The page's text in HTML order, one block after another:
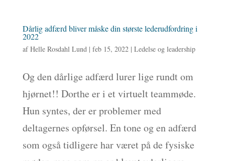
Dårlig adfærd bliver måske din største lederudfordring i
2022
afHelle Rosdahl Lund | feb 15, 2022| Ledelse og leadership
Og den dårlige adfærd lurer lige rundt om
hjørnet!! Dorthe er i et virtuelt teammøde.
Hun syntes, der er problemer med
deltagernes opførsel. En tone og en adfærd
som også tidligere har været på de fysiske